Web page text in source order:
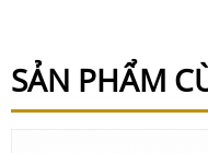
SẢN PHẨM